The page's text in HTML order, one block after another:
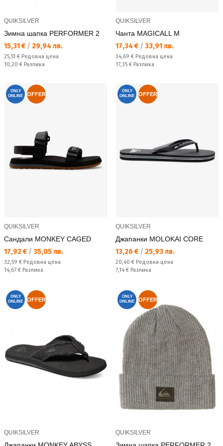
QUIKSILVER
Зимна шапка PERFORMER 2
Текуща цена:
15,31 € / 29,94 лв.
Редовна цена:
25,51 € Редовна цена
Спестявате:
10,20 € Разлика
QUIKSILVER
Чанта MAGICALL M
Текуща цена:
17,34 € / 33,91 лв.
Редовна цена:
34,69 € Редовна цена
Спестявате:
17,35 € Разлика
ONLY
ONLINE
OFFER
QUIKSILVER
Сандали MONKEY CAGED
Текуща цена:
17,92 € / 35,05 лв.
Редовна цена:
32,59 € Редовна цена
Спестявате:
14,67 € Разлика
ONLY
ONLINE
OFFER
QUIKSILVER
Джапанки MOLOKAI CORE
Текуща цена:
13,26 € / 25,93 лв.
Редовна цена:
20,40 € Редовна цена
Спестявате:
7,14 € Разлика
ONLY
ONLINE
OFFER
QUIKSILVER
ONLY
ONLINE
OFFER
QUIKSILVER